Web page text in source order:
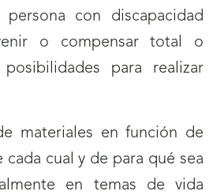
con discapacidad
o compensar total o
para realizar
materiales en función de
cada cual y de para qué sea
en temas de vida